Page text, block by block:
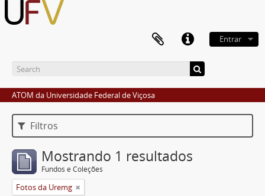
Entrar
ATOM da Universidade Federal de Viçosa
Filtros
Mostrando 1 resultados
Fundos e Coleções
Fotos da Uremg